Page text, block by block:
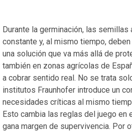
Durante la germinación, las
constante y, al mismo tiempo,
una solución que va más allá de
también en zonas agrícolas de
a cobrar sentido real. No se trata
institutos Fraunhofer introduce un
necesidades críticas al mismo
Esto cambia las reglas del juego
gana margen de supervivencia. Por